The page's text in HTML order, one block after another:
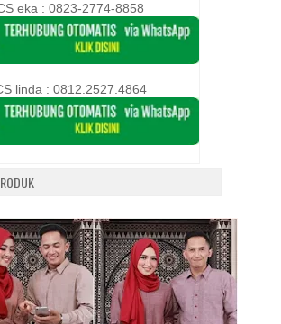
eka : 0823-2774-8858
linda : 0812.2527.4864